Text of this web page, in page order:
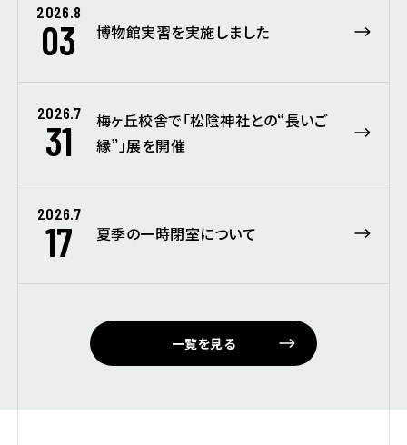
2026.8
03 博物館実習を実施しました
2026.7
31
梅ヶ丘校舎で「松陰神社との“長いご
縁”」展を開催
2026.7
17 夏季の一時閉室について
一覧を見る